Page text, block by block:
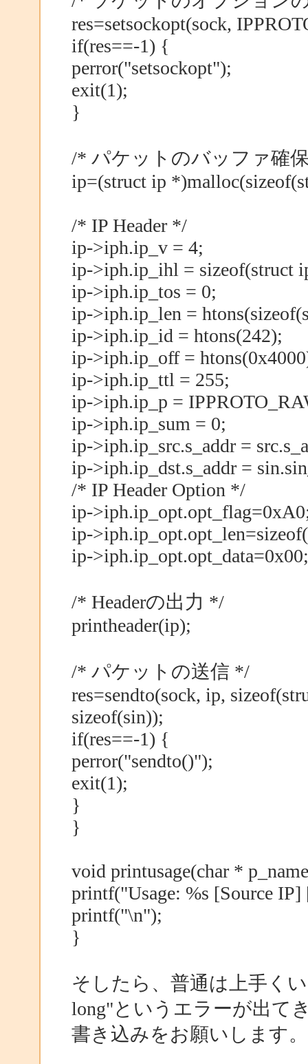
res=setsockopt(sock,
if(res==-1) {
perror("setsockopt");
exit(1);
}
/* パケットのバッファ確
ip=(struct ip
/* IP Header */
ip->iph.ip_v = 4;
ip->iph.ip_ihl = sizeof(struct
ip->iph.ip_tos = 0;
ip->iph.ip_len =
ip->iph.ip_id = htons(242);
ip->iph.ip_off =
ip->iph.ip_ttl = 255;
ip->iph.ip_p =
ip->iph.ip_sum = 0;
ip->iph.ip_src.s_addr =
ip->iph.ip_dst.s_addr =
/* IP Header Option */
ip-
ip-
ip->iph.ip_opt.opt_data=0x00;
/* Headerの出力 */
printheader(ip);
/* パケットの送信 */
res=sendto(sock, ip,
sizeof(sin));
if(res==-1) {
perror("sendto()");
exit(1);
}
}
void printusage(char *
printf("Usage: %s [Source
printf("\n");
}
そしたら、普通は上手くい
long"というエラーが出て
書き込みをお願いします。